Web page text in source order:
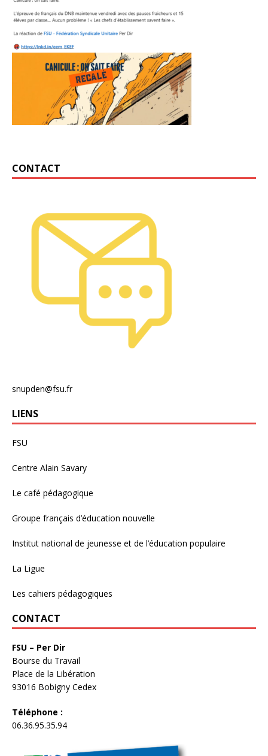
CONTACT
snupden@fsu.fr
LIENS
FSU
Centre Alain Savary
Le café pédagogique
Groupe français d’éducation nouvelle
Institut national de jeunesse et de l’éducation populaire
La Ligue
Les cahiers pédagogiques
CONTACT
FSU – Per Dir
Bourse du Travail
Place de la Libération
93016 Bobigny Cedex
Téléphone :
06.36.95.35.94